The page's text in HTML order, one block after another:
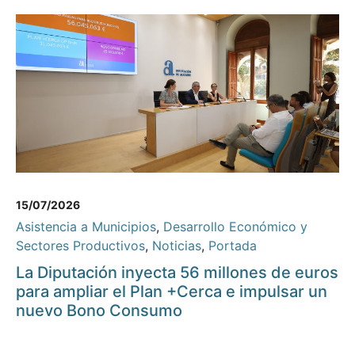
15/07/2026
Asistencia a Municipios, Desarrollo Económico y
Sectores Productivos, Noticias, Portada
La Diputación inyecta 56 millones de euros
para ampliar el Plan +Cerca e impulsar un
nuevo Bono Consumo